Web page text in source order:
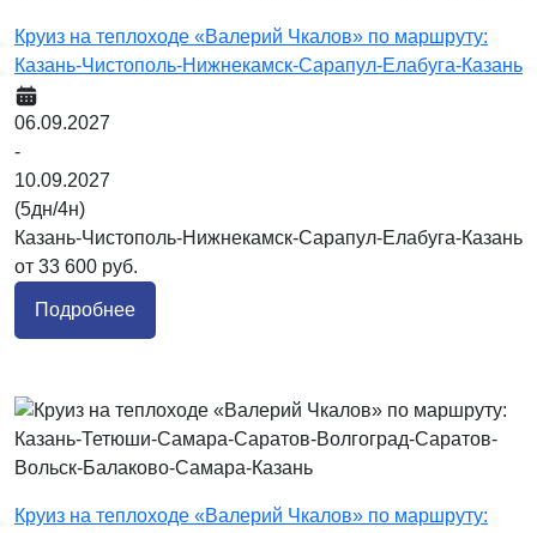
Круиз на теплоходе «Валерий Чкалов» по маршруту:
Казань-Чистополь-Нижнекамск-Сарапул-Елабуга-Казань
06.09.2027
-
10.09.2027
(5дн/4н)
Казань-Чистополь-Нижнекамск-Сарапул-Елабуга-Казань
от 33 600 руб.
Подробнее
Круиз на теплоходе «Валерий Чкалов» по маршруту: